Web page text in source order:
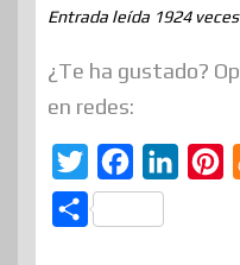
Entrada leída 1924
¿Te ha gustado?
en redes:
w
a
c
C